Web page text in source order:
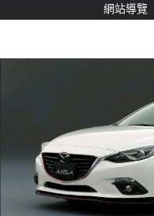
網站導覽